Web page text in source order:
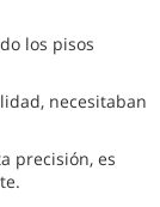
los pisos
necesitaban
precisión, es